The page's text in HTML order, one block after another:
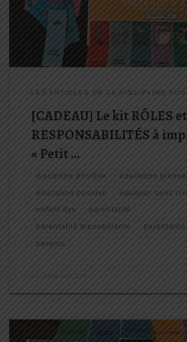
auquel […]
LES ARTICLES DE LA DISCIPLINE
[CADEAU] Le kit RÔLES et
RESPONSABILITÉS à
« Petit …
discipline positive éducation
éducation positive éduquer sans
enfant dys parentalité
parentalité bienveillante
parents
par Edna GUCCIA